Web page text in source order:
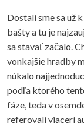
Dostali sme sa už
bašty a tu je
sa stavať začalo.
vonkajšie hradby
núkalo
podľa ktorého
fáze, teda v
referovali viacerí